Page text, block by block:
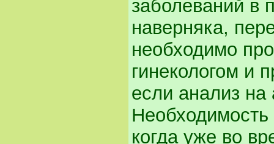
заболеваний в
наверняка,
необходимо
гинекологом и
если анализ на
Необходимость
когда уже во